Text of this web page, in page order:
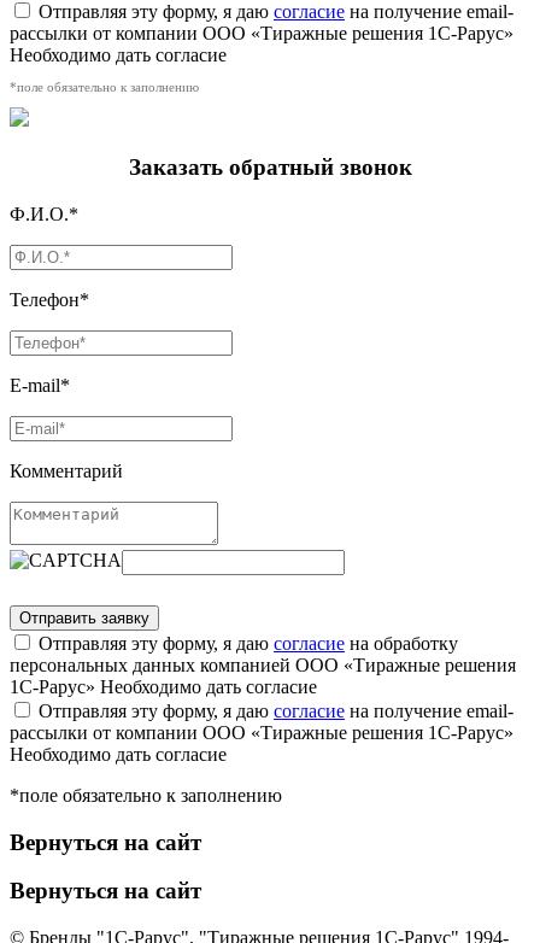
Отправляя эту форму, я даю согласие на получение email-
рассылки от компании ООО «Тиражные решения 1С-Рарус»
Необходимо дать согласие
*поле обязательно к заполнению
Заказать обратный звонок
Ф.И.О.*
Телефон*
E-mail*
Комментарий
Отправляя эту форму, я даю согласие на обработку
персональных данных компанией ООО «Тиражные решения
1С-Рарус» Необходимо дать согласие
Отправляя эту форму, я даю согласие на получение email-
рассылки от компании ООО «Тиражные решения 1С-Рарус»
Необходимо дать согласие
*поле обязательно к заполнению
Вернуться на сайт
Вернуться на сайт
© Бренды "1С-Рарус", "Тиражные решения 1С-Рарус" 1994-